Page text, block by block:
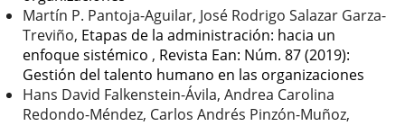
Martín P. Pantoja-Aguilar, José Rodrigo Salazar Garza-
Treviño, Etapas de la administración: hacia un
enfoque sistémico , Revista Ean: Núm. 87 (2019):
Gestión del talento humano en las organizaciones
Hans David Falkenstein-Ávila, Andrea Carolina
Redondo-Méndez, Carlos Andrés Pinzón-Muñoz,